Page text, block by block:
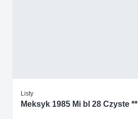
Listy
Meksyk 1985 Mi bl 28 Czyste **